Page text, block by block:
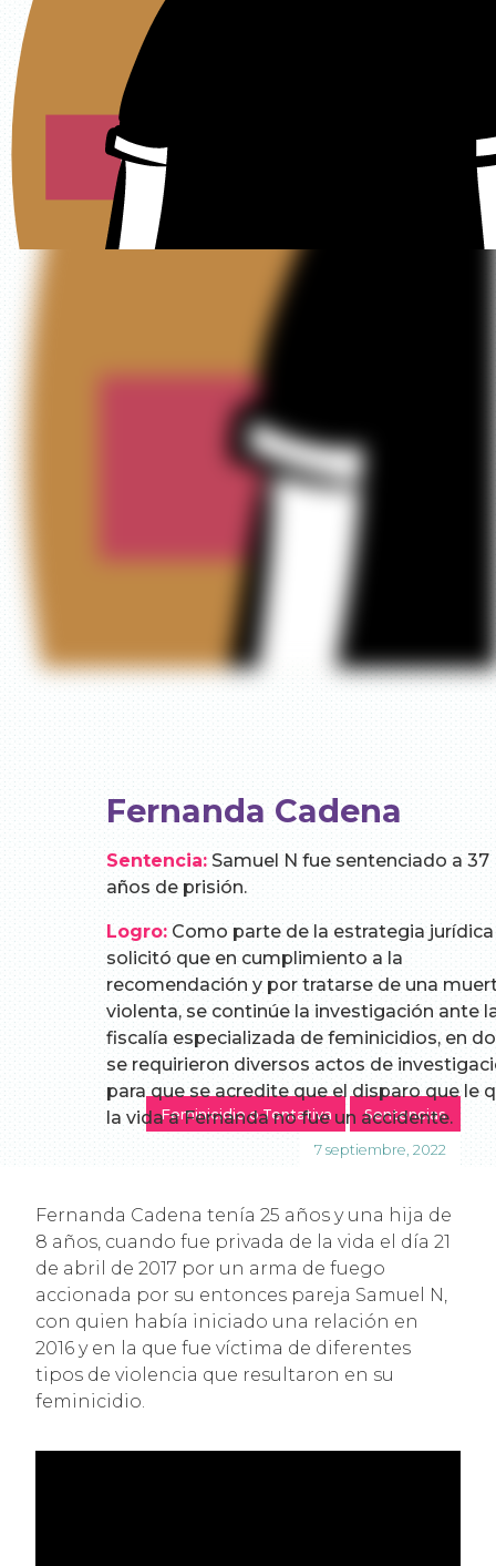
Fernanda Cadena
Sentencia: Samuel N fue sentenciado a 37
años de prisión.
Logro: Como parte de la estrategia
solicitó que en cumplimiento a la
recomendación y por tratarse de una
violenta, se continúe la investigación ante
fiscalía especializada de feminicidios, en
se requirieron diversos actos de
para que se acredite que el disparo que le
la vida a Fernanda no fue un accidente.
Feminicidio o Tentativa Sentencias
7 septiembre, 2022
Fernanda Cadena tenía 25 años y una hija de
8 años, cuando fue privada de la vida el día 21
de abril de 2017 por un arma de fuego
accionada por su entonces pareja Samuel N,
con quien había iniciado una relación en
2016 y en la que fue víctima de diferentes
tipos de violencia que resultaron en su
feminicidio.